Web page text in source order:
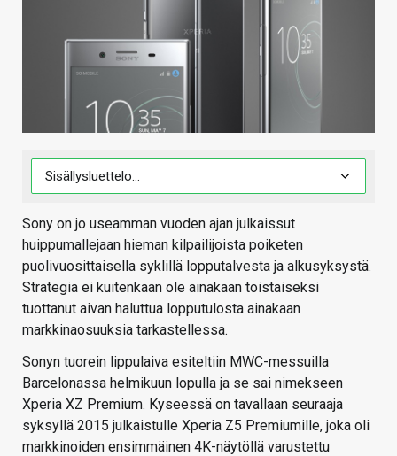
Sony on jo useamman vuoden ajan julkaissut
huippumallejaan hieman kilpailijoista poiketen
puolivuosittaisella syklillä lopputalvesta ja alkusyksystä.
Strategia ei kuitenkaan ole ainakaan toistaiseksi
tuottanut aivan haluttua lopputulosta ainakaan
markkinaosuuksia tarkastellessa.
Sonyn tuorein lippulaiva esiteltiin MWC-messuilla
Barcelonassa helmikuun lopulla ja se sai nimekseen
Xperia XZ Premium. Kyseessä on tavallaan seuraaja
syksyllä 2015 julkaistulle Xperia Z5 Premiumille, joka oli
markkinoiden ensimmäinen 4K-näytöllä varustettu